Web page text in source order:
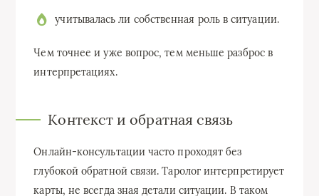
учитывалась ли собственная роль в ситуации.
Чем точнее и уже вопрос, тем меньше разброс в
интерпретациях.
Контекст и обратная связь
Онлайн-консультации часто проходят без
глубокой обратной связи. Таролог интерпретирует
карты, не всегда зная детали ситуации. В таком